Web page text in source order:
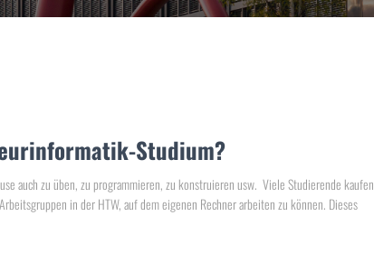
Studium?
auch zu üben, zu programmieren, zu konstruieren usw. Viele Studierende kaufen
in der HTW, auf dem eigenen Rechner arbeiten zu können. Dieses